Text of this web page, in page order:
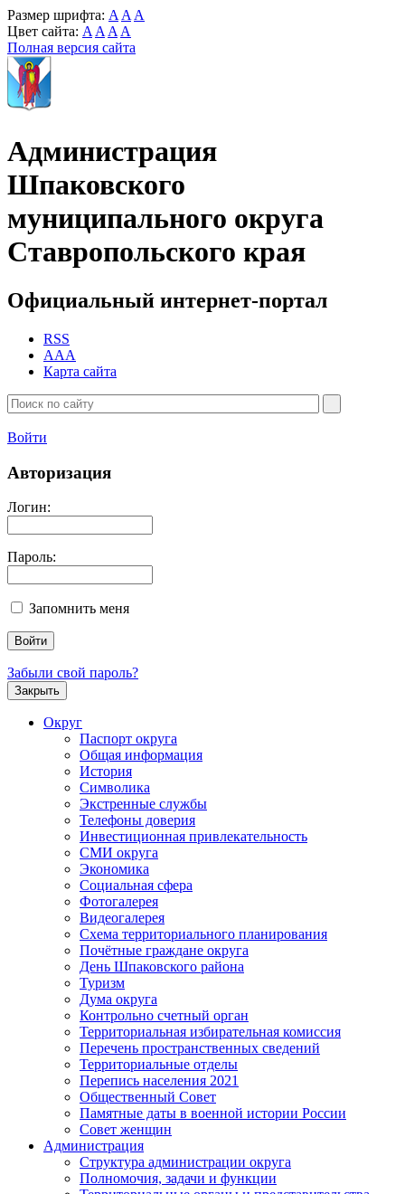
Размер шрифта: A A A
Цвет сайта: A A A A
Полная версия сайта
Администрация
Шпаковского
муниципального округа
Ставропольского края
Официальный интернет-портал
RSS
AAA
Карта сайта
Войти
Авторизация
Логин:
Пароль:
Запомнить меня
Забыли свой пароль?
Закрыть
Округ
Паспорт округа
Общая информация
История
Символика
Экстренные службы
Телефоны доверия
Инвестиционная привлекательность
СМИ округа
Экономика
Социальная сфера
Фотогалерея
Видеогалерея
Схема территориального планирования
Почётные граждане округа
День Шпаковского района
Туризм
Дума округа
Контрольно счетный орган
Территориальная избирательная комиссия
Перечень пространственных сведений
Территориальные отделы
Перепись населения 2021
Общественный Совет
Памятные даты в военной истории России
Совет женщин
Администрация
Структура администрации округа
Полномочия, задачи и функции